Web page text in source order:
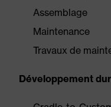
Assemblage
Maintenance
Travaux de
Développement